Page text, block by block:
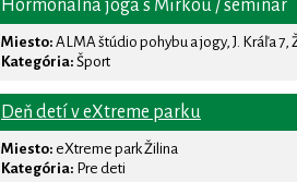
Hormonálna jóga s Mirkou / seminár
Miesto: ALMA štúdio pohybu a jogy, J. Kráľa 7,
Kategória: Šport
Deň detí v eXtreme parku
Miesto: eXtreme park Žilina
Kategória: Pre deti